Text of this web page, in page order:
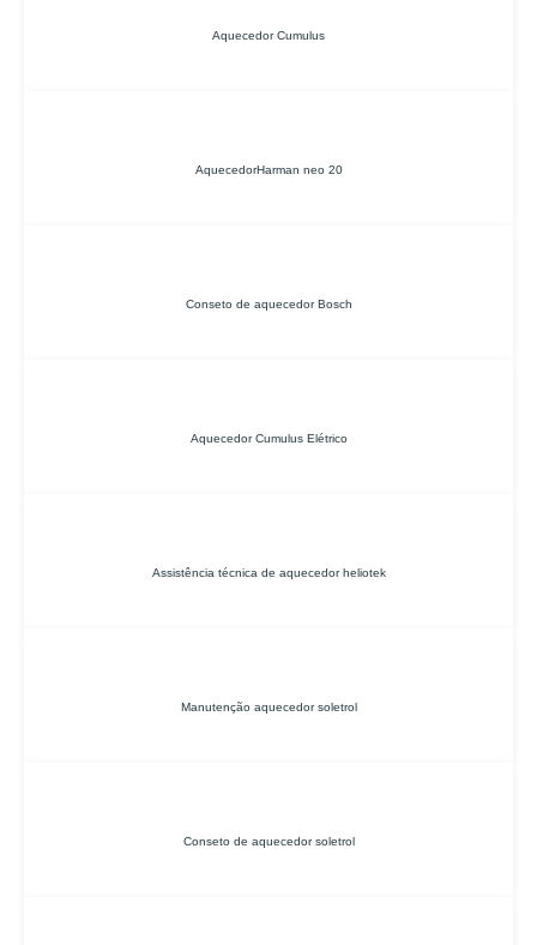
Aquecedor Cumulus
AquecedorHarman neo 20
Conseto de aquecedor Bosch
Aquecedor Cumulus Elétrico
Assistência técnica de aquecedor heliotek
Manutenção aquecedor soletrol
Conseto de aquecedor soletrol